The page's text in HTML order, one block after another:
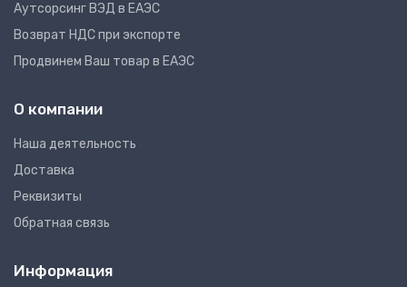
Аутсорсинг ВЭД в ЕАЭС
Возврат НДС при экспорте
Продвинем Ваш товар в ЕАЭС
О компании
Наша деятельность
Доставка
Реквизиты
Обратная связь
Информация